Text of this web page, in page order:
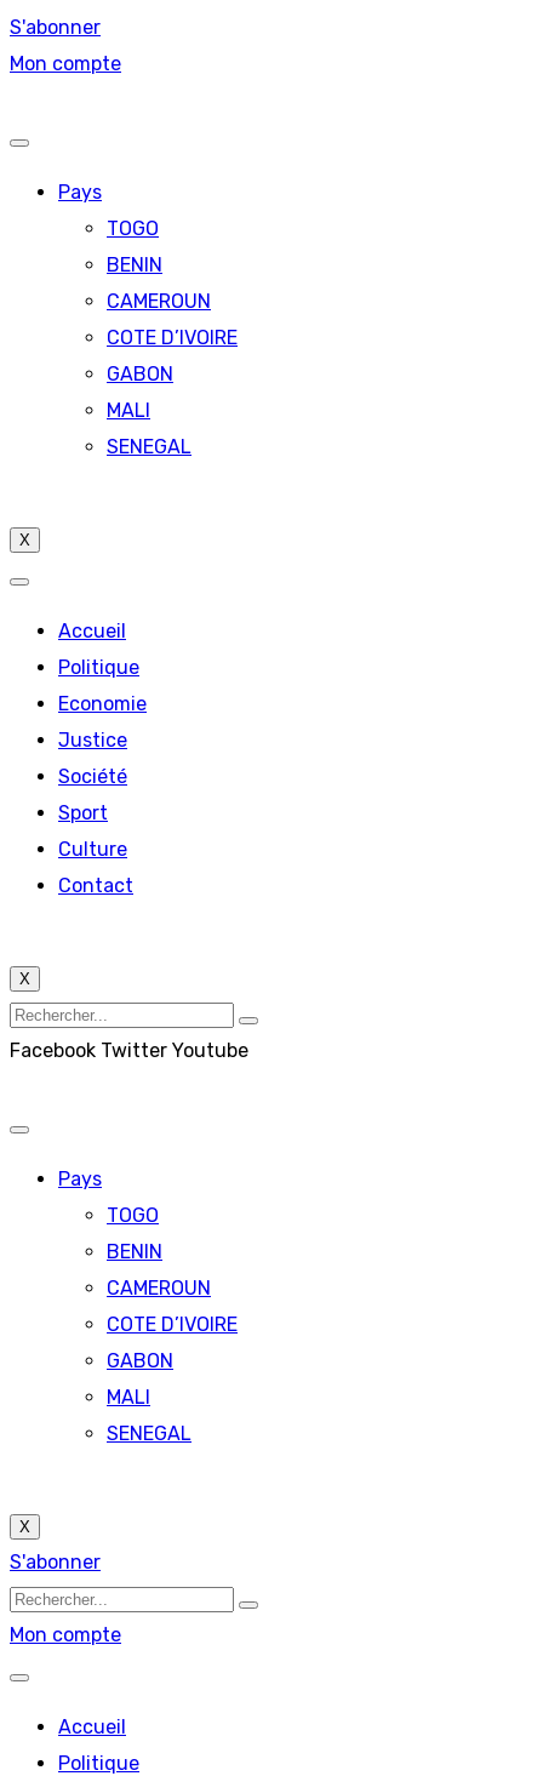
S'abonner
Mon compte
Pays
TOGO
BENIN
CAMEROUN
COTE D’IVOIRE
GABON
MALI
SENEGAL
X
Accueil
Politique
Economie
Justice
Société
Sport
Culture
Contact
X
Facebook Twitter Youtube
Pays
TOGO
BENIN
CAMEROUN
COTE D’IVOIRE
GABON
MALI
SENEGAL
X
S'abonner
Mon compte
Accueil
Politique